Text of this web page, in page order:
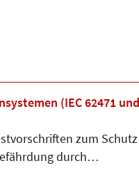
(IEC 62471 und
zum
durch…